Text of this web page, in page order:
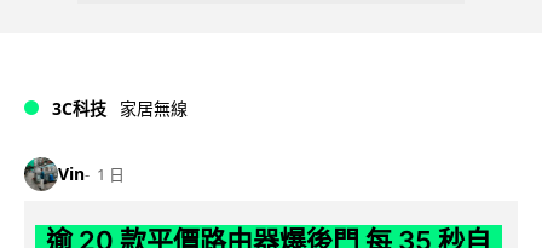
3C科技 家居無線
Vin 1 日
逾 20 款平價路由器爆後門 每 35 秒自